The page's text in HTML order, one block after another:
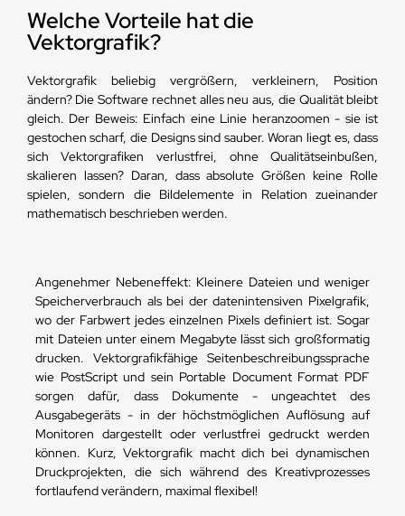
Welche Vorteile hat die
Vektorgrafik?
Vektorgrafik beliebig vergrößern, verkleinern, Position
ändern? Die Software rechnet alles neu aus, die Qualität bleibt
gleich. Der Beweis: Einfach eine Linie heranzoomen - sie ist
gestochen scharf, die Designs sind sauber. Woran liegt es, dass
sich Vektorgrafiken verlustfrei, ohne Qualitätseinbußen,
skalieren lassen? Daran, dass absolute Größen keine Rolle
spielen, sondern die Bildelemente in Relation zueinander
mathematisch beschrieben werden.
Angenehmer Nebeneffekt: Kleinere Dateien und weniger
Speicherverbrauch als bei der datenintensiven Pixelgrafik,
wo der Farbwert jedes einzelnen Pixels definiert ist. Sogar
mit Dateien unter einem Megabyte lässt sich großformatig
drucken. Vektorgrafikfähige Seitenbeschreibungssprache
wie PostScript und sein Portable Document Format PDF
sorgen dafür, dass Dokumente - ungeachtet des
Ausgabegeräts - in der höchstmöglichen Auflösung auf
Monitoren dargestellt oder verlustfrei gedruckt werden
können. Kurz, Vektorgrafik macht dich bei dynamischen
Druckprojekten, die sich während des Kreativprozesses
fortlaufend verändern, maximal flexibel!